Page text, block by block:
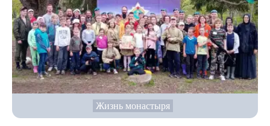
Жизнь монастыря